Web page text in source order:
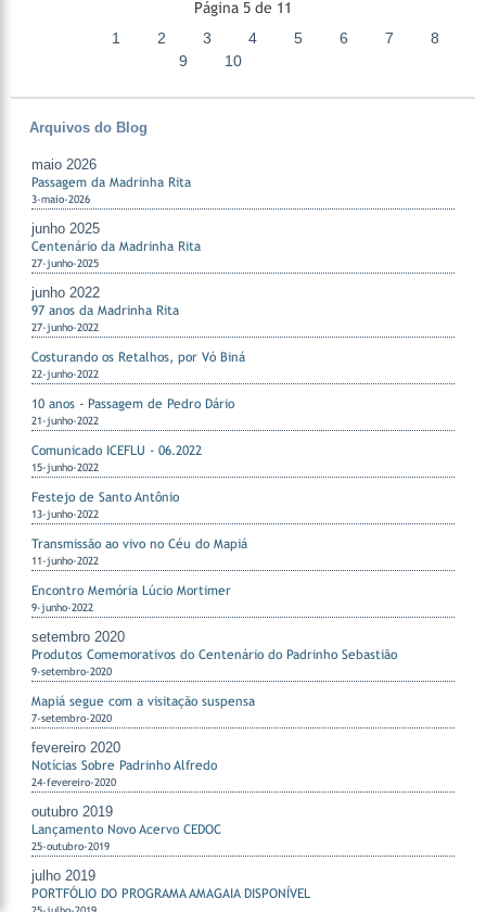
Página 5 de 11
1
2 3 4 5 6 7
8
9
10
Arquivos do Blog
maio 2026
Passagem da Madrinha Rita
3-maio-2026
junho 2025
Centenário da Madrinha Rita
27-junho-2025
junho 2022
97 anos da Madrinha Rita
27-junho-2022
Costurando os Retalhos, por Vó Biná
22-junho-2022
10 anos - Passagem de Pedro Dário
21-junho-2022
Comunicado ICEFLU - 06.2022
15-junho-2022
Festejo de Santo Antônio
13-junho-2022
Transmissão ao vivo no Céu do Mapiá
11-junho-2022
Encontro Memória Lúcio Mortimer
9-junho-2022
setembro 2020
Produtos Comemorativos do Centenário do Padrinho Sebastião
9-setembro-2020
Mapiá segue com a visitação suspensa
7-setembro-2020
fevereiro 2020
Notícias Sobre Padrinho Alfredo
24-fevereiro-2020
outubro 2019
Lançamento Novo Acervo CEDOC
25-outubro-2019
julho 2019
PORTFÓLIO DO PROGRAMA AMAGAIA DISPONÍVEL